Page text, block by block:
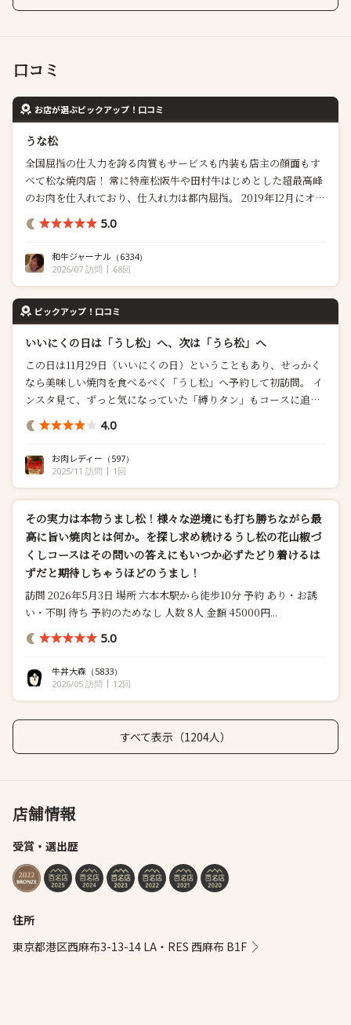
口コミ
お店が選ぶピックアップ！口コミ
うな松
全国屈指の仕入力を誇る肉質もサービスも内装も店主の顔面もす
べて松な焼肉店！ 常に特産松阪牛や田村牛はじめとした超最高峰
のお肉を仕入れており、仕入れ力は都内屈指。 2019年12月にオー
プン以来、目覚ましいスピードで成長をしていおります。料理長
を務めるのは焼肉しみずで修行経験のある「平久保 辰郎」氏。 こ
のお店の仕入れ力はえげつなくて訪問すると常に超長期肥育の特
産松阪牛や神戸ビーフ...
5.0
和牛ジャーナル （6334）
2026/07 訪問
68回
ピックアップ！口コミ
いいにくの日は「うし松」へ、次は「うら松」へ
この日は11月29日（いいにくの日）ということもあり、せっかく
なら美味しい焼肉を食べるべく「うし松」へ予約して初訪問。 イ
ンスタ見て、ずっと気になっていた「縛りタン」もコースに追加
して事前予約しました。 お店は広尾駅から徒歩10分弱、高級車の
ディーラーを数件通り過ぎた先にお店があります。...
4.0
お肉レディー （597）
2025/11 訪問
1回
その実力は本物うまし松！様々な逆境にも打ち勝ちながら最
高に旨い焼肉とは何か。を探し求め続けるうし松の花山椒づ
くしコースはその問いの答えにもいつか必ずたどり着けるは
ずだと期待しちゃうほどのうまし！
訪問 2026年5月3日 場所 六本木駅から徒歩10分 予約 あり・お誘
い・不明 待ち 予約のためなし 人数 8人 金額 45000円...
5.0
牛丼大森 （5833）
2026/05 訪問
12回
すべて表示（1204人）
店舗情報
受賞・選出歴
住所
東京都港区西麻布3-13-14 LA・RES 西麻布 B1F